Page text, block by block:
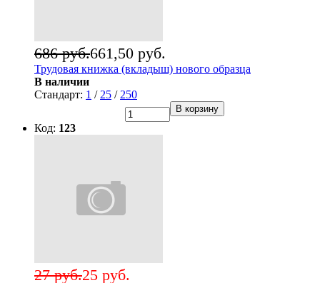
661,50 руб.
686 руб.
Трудовая книжка (вкладыш) нового образца
В наличии
Стандарт: 1 / 25 / 250
В корзину
Код: 123
25 руб.
27 руб.